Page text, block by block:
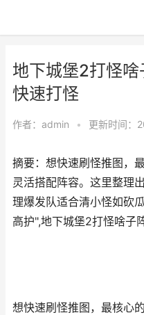
地下城堡2打怪
快速打怪
作者： admin • 更新时间：
摘要：想快速刷怪推图，
灵活搭配阵容。这里整理
理爆发队适合清小怪如砍
高护",地下城堡2打怪啥子
想快速刷怪推图，最核心